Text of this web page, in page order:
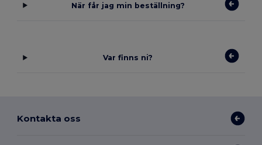
När får jag min beställning?
Var finns ni?
Kontakta oss